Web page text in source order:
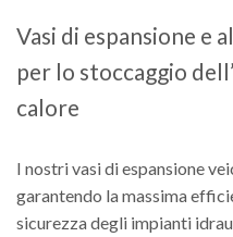
Vasi di espansione e
per lo stoccaggio
calore
I nostri vasi di espansione
garantendo la massima
sicurezza degli impianti